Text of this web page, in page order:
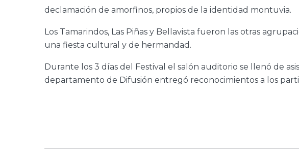
declamación de amorfinos, propios de la identidad montuvia.
Los Tamarindos, Las Piñas y Bellavista fueron las otras
una fiesta cultural y de hermandad.
Durante los 3 días del Festival el salón auditorio se llenó de
departamento de Difusión entregó reconocimientos a los